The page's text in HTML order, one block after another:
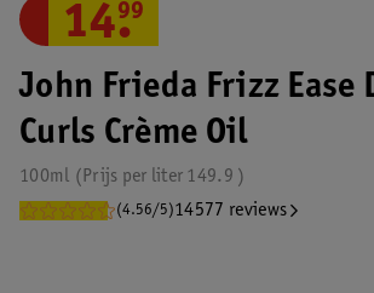
John Frieda Frizz Ease
Curls Crème Oil
100ml 149.9
Prijs per liter
(4.56/5)14577 reviews
14.
99